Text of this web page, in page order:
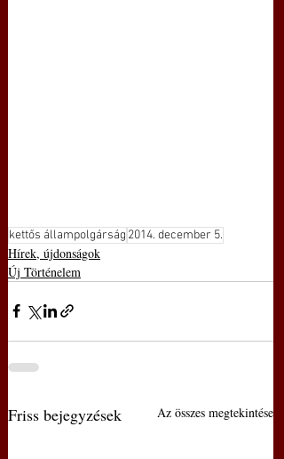
kettős állampolgárság 2014. december 5.
Hírek, újdonságok
Új Történelem
Friss bejegyzések Az összes megtekintése